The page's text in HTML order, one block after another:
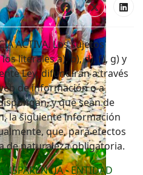
ACTIVA. Los sujetos
literales a), b), d), f), g) y
Ley, difundirán a través
de información o a
y que sean de
la siguiente información
que, para efectos
de naturaleza obligatoria.
- ENTIDAD